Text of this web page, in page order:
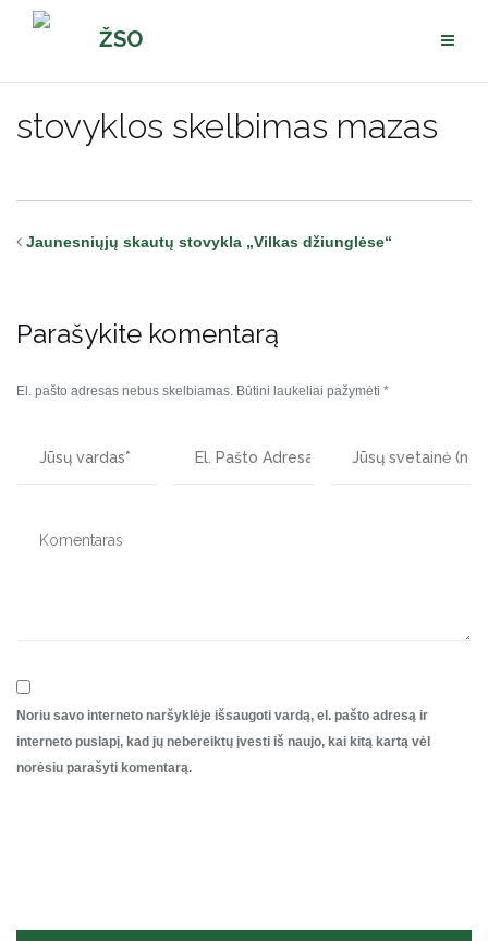
Pereiti
ŽSO
stovyklos skelbimas mazas
Jaunesniųjų skautų stovykla „Vilkas džiunglėse“
Parašykite komentarą
El. pašto adresas nebus skelbiamas. Būtini laukeliai pažymėti *
Noriu savo interneto naršyklėje išsaugoti vardą, el. pašto adresą ir
interneto puslapį, kad jų nebereiktų įvesti iš naujo, kai kitą kartą vėl
norėsiu parašyti komentarą.